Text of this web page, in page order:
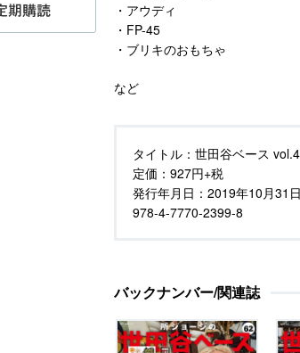
・アウディ
・FP-45
・ブリキのおもちゃ
など
タイトル： 世田谷ベース
定価： 927円+税
発行年月日： 2019年10月31日
978-4-7770-2399-8
バックナンバー/関連誌